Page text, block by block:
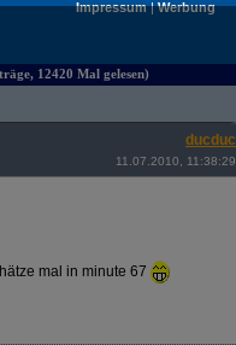
Impressum|Werbung
12420 Mal gelesen)
ducduc
11.07.2010, 11:38:29
mal in minute 67